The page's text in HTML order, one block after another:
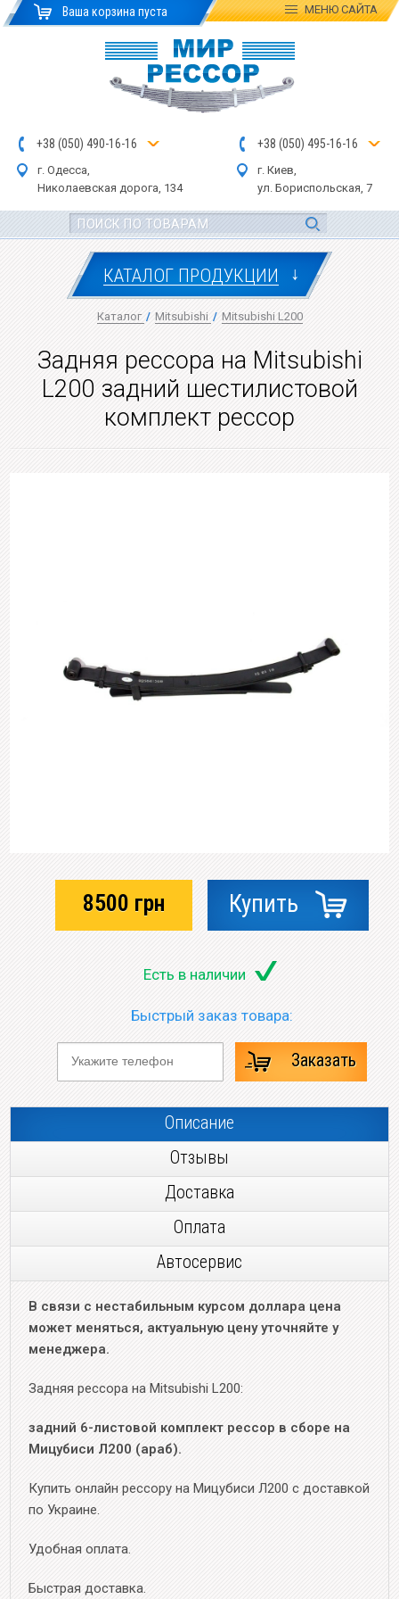
Ваша корзина пуста МЕНЮСАЙТА
+38 (050) 490-16-16
г. Одесса,
Николаевская дорога, 134
+38 (050) 495-16-16
г. Киев,
ул. Бориспольская, 7
КАТАЛОГ ПРОДУКЦИИ ↓
Каталог / Mitsubishi / Mitsubishi L200
Задняя рессора на Mitsubishi
L200 задний шестилистовой
комплект рессор
8500 грн Купить
Есть в наличии
Быстрый заказ товара:
Заказать
Описание
Отзывы
Доставка
Оплата
Автосервис
В связи с нестабильным курсом доллара цена
может меняться, актуальную цену уточняйте у
менеджера.
Задняя рессора на Mitsubishi L200:
задний 6-листовой комплект рессор в сборе на
Мицубиси Л200 (араб).
Купить онлайн рессору на Мицубиси Л200 с доставкой
по Украине.
Удобная оплата.
Быстрая доставка.